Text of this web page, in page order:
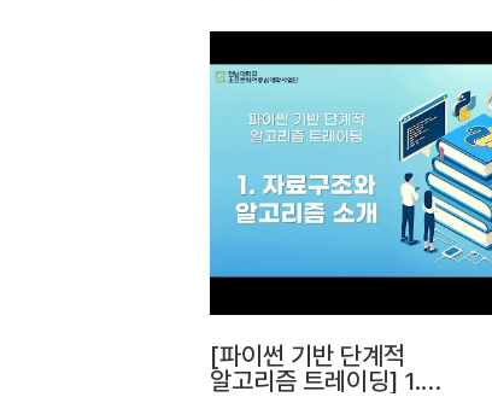
[파이썬 기반 단계적
알고리즘 트레이딩] 1.